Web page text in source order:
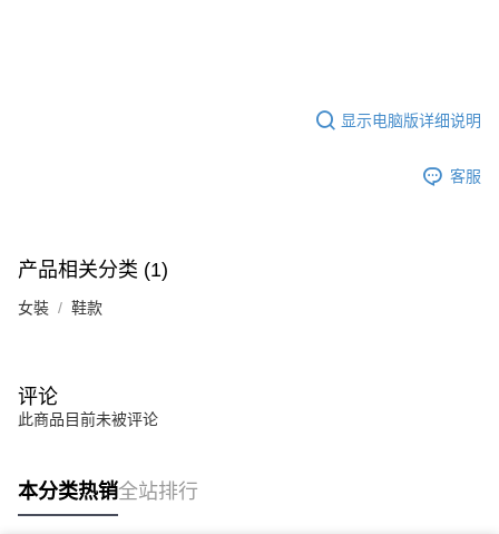
显示电脑版详细说明
客服
产品相关分类 (1)
女裝 鞋款
评论
此商品目前未被评论
本分类热销全站排行